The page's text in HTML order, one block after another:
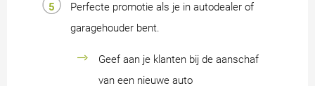
Perfecte promotie als je in autodealer of
garagehouder bent.
Geef aan je klanten bij de aanschaf
van een nieuwe auto